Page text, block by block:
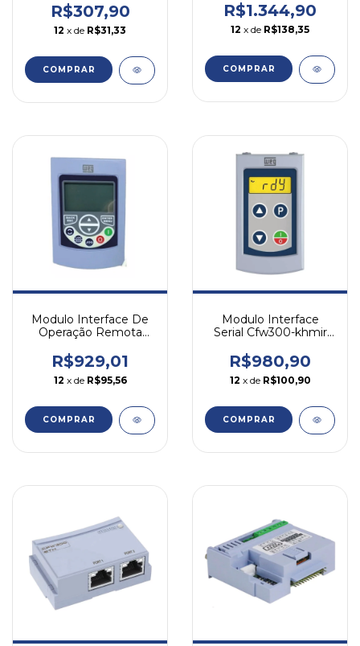
cchmir10m Weg
R$307,90
12 x de R$31,33
COMPRAR
cemb-tcp
R$1.344,90
12 x de R$138,35
COMPRAR
Modulo Interface De
Operação Remota
R$929,01
12 x de R$95,56
COMPRAR
Modulo Interface
Serial Cfw300-khmir
R$980,90
12 x de R$100,90
COMPRAR